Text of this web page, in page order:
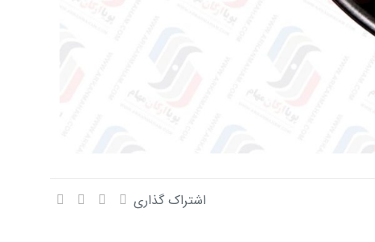
اشتراک گذاری